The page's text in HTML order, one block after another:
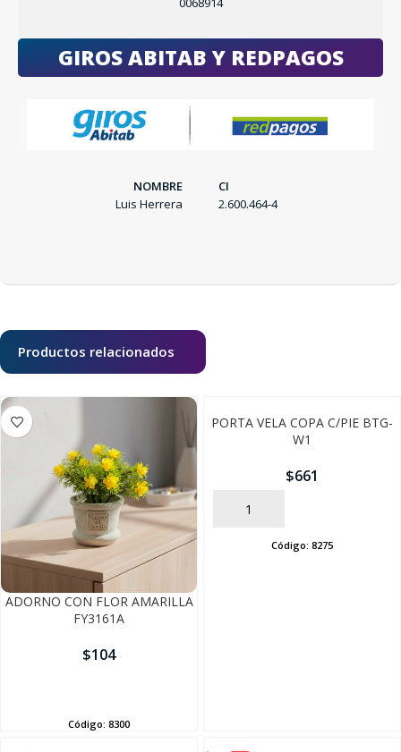
GIROS ABITAB Y REDPAGOS
NOMBRE
Luis Herrera
CI
2.600.464-4
Productos relacionados
ADORNO CON FLOR AMARILLA
FY3161A
$104
Código: 8300
PORTA VELA COPA C/PIE BTG-
W1
$661
AÑADIR
Código: 8275
SEGUÍ COMPRANDO